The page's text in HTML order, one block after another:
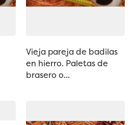
Vieja pareja de badilas
en hierro. Paletas de
brasero o...